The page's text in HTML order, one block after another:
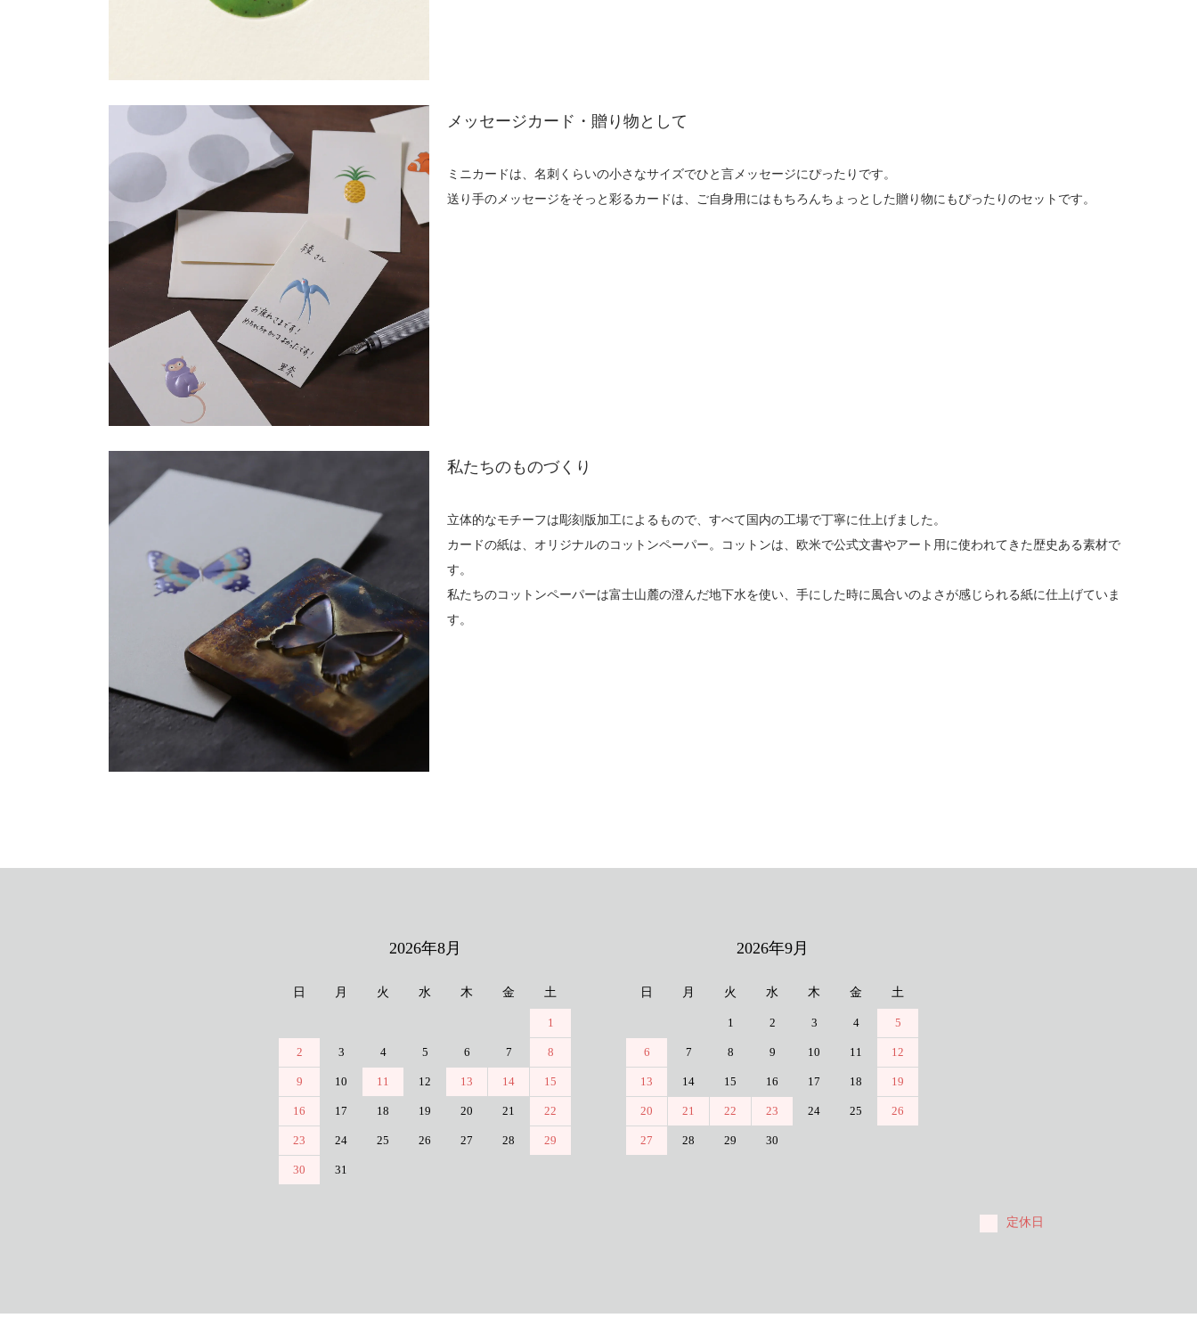
メッセージカード・贈り物として
ミニカードは、名刺くらいの小さなサイズでひと言メッセージにぴったりです。
送り手のメッセージをそっと彩るカードは、ご自身用にはもちろんちょっとした贈り物にもぴったりのセットです。
私たちのものづくり
立体的なモチーフは彫刻版加工によるもので、すべて国内の工場で丁寧に仕上げました。
カードの紙は、オリジナルのコットンペーパー。コットンは、欧米で公式文書やアート用に使われてきた歴史ある素材で
す。
私たちのコットンペーパーは富士山麓の澄んだ地下水を使い、手にした時に風合いのよさが感じられる紙に仕上げていま
す。
2026年8月
日 月 火 水 木 金 土
1
2 3 4 5 6 7 8
9 10 11 12 13 14 15
16 17 18 19 20 21 22
23 24 25 26 27 28 29
30 31
2026年9月
日 月 火 水 木 金 土
1 2 3 4 5
6 7 8 9 10 11 12
13 14 15 16 17 18 19
20 21 22 23 24 25 26
27 28 29 30
定休日